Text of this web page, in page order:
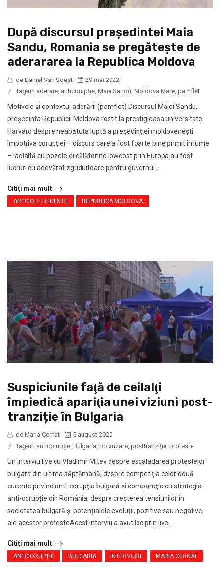
După discursul președintei Maia
Sandu, Romania se pregătește de
aderararea la Republica Moldova
de Daniel Van Soest
29 mai 2022
/
tag-uri:aderare, anticorupție, Maia Sandu, Moldova Mare, pamflet
Motivele și contextul aderării (pamflet) Discursul Maiei Sandu,
președinta Republicii Moldova rostit la prestigioasa universitate
Harvard despre neabătuta luptă a președinției moldovenești
împotriva corupției – discurs care a fost foarte bine primit în lume
– laolaltă cu pozele ei călătorind lowcost prin Europa au fost
lucruri cu adevărat zguduitoare pentru guvernul...
Citiți mai mult
ARTICOLE RECENTE REPUBLICA MOLDOVA
Suspiciunile faţă de ceilalţi
împiedică apariţia unei viziuni post-
tranziție în Bulgaria
de Maria Cernat
5 august 2020
/
tag-uri:anticorupție, Bulgaria, polarizare, posttranziţie, proteste
Un interviu live cu Vladimir Mitev despre escaladarea protestelor
bulgare din ultima săptămână, despre competiţia celor două
curente privind anti-corupţia bulgară şi comparaţia cu strategia
anti-corupție din România, despre creşterea tensiunilor în
societatea bulgară şi potențialele evoluții, pozitive sau negative,
ale acestor protesteAcest interviu a avut loc prin live...
Citiți mai mult
ANTICORUPȚIE BULGARIA INTERVIURI MARIA CERNAT